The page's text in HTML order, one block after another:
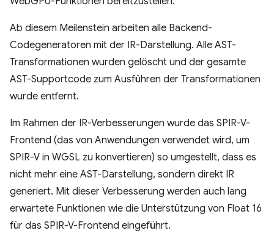
Ab diesem Meilenstein arbeiten alle Backend-
Codegeneratoren mit der IR-Darstellung. Alle AST-
Transformationen wurden gelöscht und der gesamte
AST-Supportcode zum Ausführen der Transformationen
wurde entfernt.
Im Rahmen der IR-Verbesserungen wurde das SPIR-V-
Frontend (das von Anwendungen verwendet wird, um
SPIR-V in WGSL zu konvertieren) so umgestellt, dass es
nicht mehr eine AST-Darstellung, sondern direkt IR
generiert. Mit dieser Verbesserung werden auch lang
erwartete Funktionen wie die Unterstützung von Float 16
für das SPIR-V-Frontend eingeführt.